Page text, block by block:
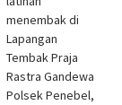
menembak di
Lapangan
Tembak Praja
Rastra Gandewa
Polsek Penebel,